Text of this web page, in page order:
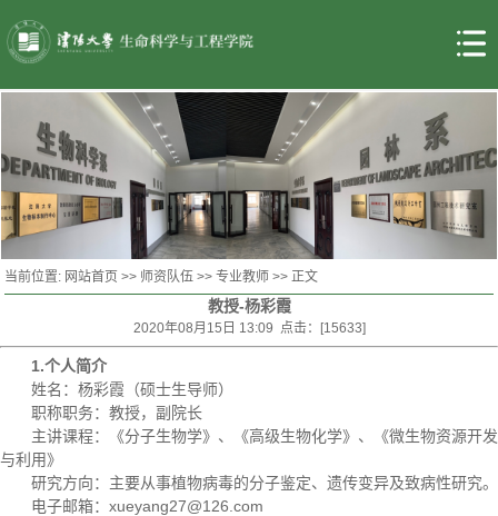
当前位置: 网站首页 >> 师资队伍 >>专业教师 >> 正文
教授-杨彩霞
2020年08月15日 13:09 点击：[15633]
1.个人简介
姓名：杨彩霞（硕士生导师）
职称职务：教授，副院长
主讲课程：《分子生物学》、《高级生物化学》、《微生物资源开发
与利用》
研究方向：主要从事植物病毒的分子鉴定、遗传变异及致病性研究。
电子邮箱：xueyang27@126.com